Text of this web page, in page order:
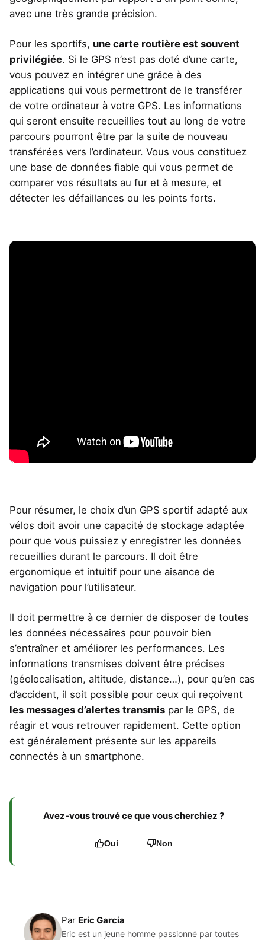
avec une très grande précision.
Pour les sportifs, une carte routière est souvent
privilégiée. Si le GPS n’est pas doté d’une carte,
vous pouvez en intégrer une grâce à des
applications qui vous permettront de le transférer
de votre ordinateur à votre GPS. Les informations
qui seront ensuite recueillies tout au long de votre
parcours pourront être par la suite de nouveau
transférées vers l’ordinateur. Vous vous constituez
une base de données fiable qui vous permet de
comparer vos résultats au fur et à mesure, et
détecter les défaillances ou les points forts.
Pour résumer, le choix d’un GPS sportif adapté aux
vélos doit avoir une capacité de stockage adaptée
pour que vous puissiez y enregistrer les données
recueillies durant le parcours. Il doit être
ergonomique et intuitif pour une aisance de
navigation pour l’utilisateur.
Il doit permettre à ce dernier de disposer de toutes
les données nécessaires pour pouvoir bien
s’entraîner et améliorer les performances. Les
informations transmises doivent être précises
(géolocalisation, altitude, distance…), pour qu’en cas
d’accident, il soit possible pour ceux qui reçoivent
les messages d’alertes transmis par le GPS, de
réagir et vous retrouver rapidement. Cette option
est généralement présente sur les appareils
connectés à un smartphone.
Avez-vous trouvé ce que vous cherchiez ?
Oui Non
Par Eric Garcia
Eric est un jeune homme passionné par toutes